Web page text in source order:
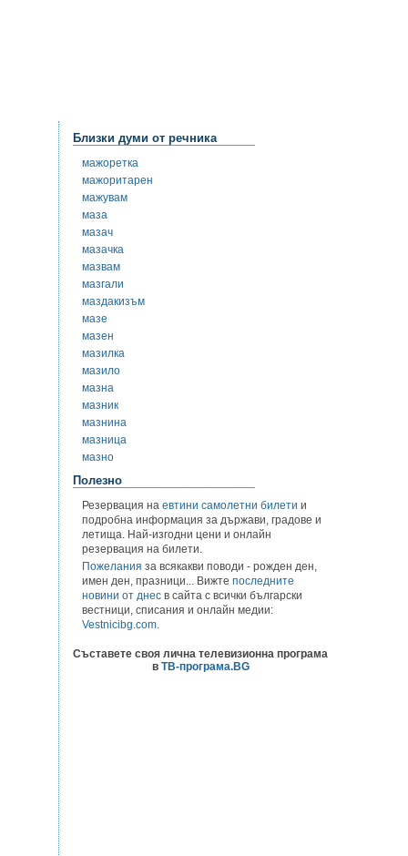
Близки думи от речника
мажоретка
мажоритарен
мажувам
маза
мазач
мазачка
мазвам
мазгали
маздакизъм
мазе
мазен
мазилка
мазило
мазна
мазник
мазнина
мазница
мазно
Полезно
Резервация на евтини самолетни билети и
подробна информация за държави, градове и
летища. Най-изгодни цени и онлайн
резервация на билети.
Пожелания за всякакви поводи - рожден ден,
имен ден, празници... Вижте последните
новини от днес в сайта с всички български
вестници, списания и онлайн медии:
Vestnicibg.com.
Съставете своя лична телевизионна програма
в ТВ-програма.BG